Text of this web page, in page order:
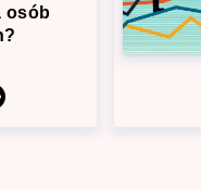
osób